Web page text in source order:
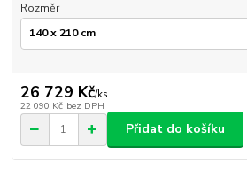
Rozměr
26 729 Kč/ks
22 090 Kč bez DPH
Přidat do košíku